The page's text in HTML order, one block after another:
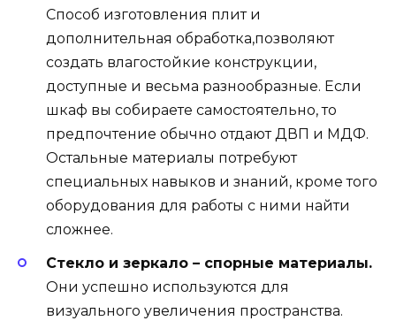
Способ изготовления плит и
дополнительная обработка,позволяют
создать влагостойкие конструкции,
доступные и весьма разнообразные. Если
шкаф вы собираете самостоятельно, то
предпочтение обычно отдают ДВП и МДФ.
Остальные материалы потребуют
специальных навыков и знаний, кроме того
оборудования для работы с ними найти
сложнее.
Стекло и зеркало – спорные материалы.
Они успешно используются для
визуального увеличения пространства.